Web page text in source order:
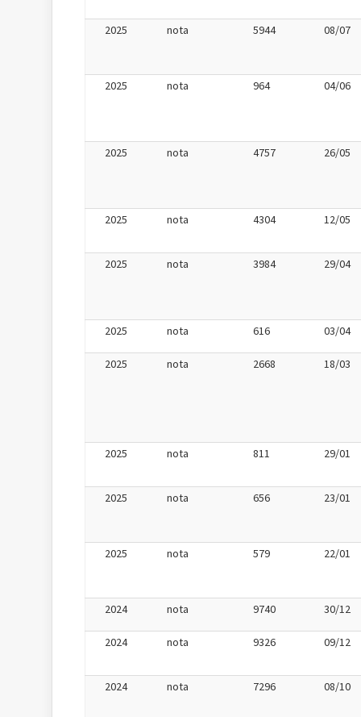
2025 nota 5944 08/07
2025 nota 964 04/06
2025 nota 4757 26/05
2025 nota 4304 12/05
2025 nota 3984 29/04
2025 nota 616 03/04
2025 nota 2668 18/03
2025 nota 811 29/01
2025 nota 656 23/01
2025 nota 579 22/01
2024 nota 9740 30/12
2024 nota 9326 09/12
2024 nota 7296 08/10